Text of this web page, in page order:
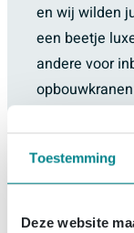
Toestemming
Deze website
en wij wilden
een beetje
andere voor
Mooi geheel
“We houden
badkamer, het